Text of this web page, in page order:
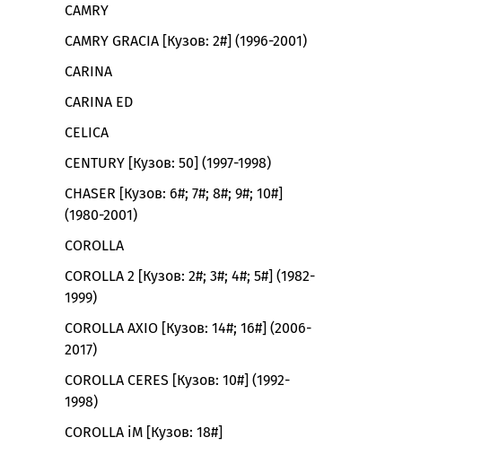
CAMRY
CAMRY GRACIA [Кузов: 2#] (1996-2001)
CARINA
CARINA ED
CELICA
CENTURY [Кузов: 50] (1997-1998)
CHASER [Кузов: 6#; 7#; 8#; 9#; 10#]
(1980-2001)
COROLLA
COROLLA 2 [Кузов: 2#; 3#; 4#; 5#] (1982-
1999)
COROLLA AXIO [Кузов: 14#; 16#] (2006-
2017)
COROLLA CERES [Кузов: 10#] (1992-
1998)
COROLLA iM [Кузов: 18#]